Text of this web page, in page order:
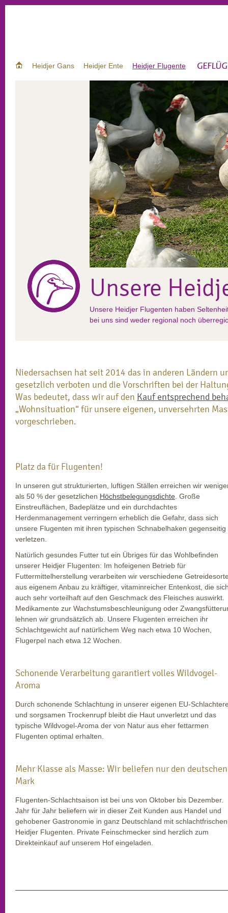
Heidjer Gans Heidjer Ente Heidjer Flugente
Unsere
Unsere Heidjer Flugenten haben
bei uns sind weder regional noch
Niedersachsen hat seit 2014 das in anderen Ländern
gesetzlich verboten und die Vorschriften bei der
Was bedeutet, dass wir auf den Kauf entsprechend
„Wohnsituation“ für unsere eigenen, unversehrten
vorgeschrieben.
Platz da für Flugenten!
In unseren gut strukturierten, luftigen Ställen erreichen wir
als 50 % der gesetzlichen Höchstbelegungsdichte . Große
Einstreuflächen, Badeplätze und ein durchdachtes
Herdenmanagement verringern erheblich die Gefahr, dass sich
unsere Flugenten mit ihren typischen Schnabelhaken gegenseitig
verletzen.
Natürlich gesundes Futter tut ein Übriges für das Wohlbefinden
unserer Heidjer Flugenten: Im hofeigenen Betrieb für
Futtermittelherstellung verarbeiten wir verschiedene
aus eigenem Anbau zu kräftiger, vitaminreicher Entenkost, die
auch sehr vorteilhaft auf den Geschmack des Fleisches auswirkt.
Medikamente zur Wachstumsbeschleunigung oder
lehnen wir grundsätzlich ab. Unsere Flugenten erreichen ihr
Schlachtgewicht auf natürlichem Weg nach etwa 10 Wochen,
Flugerpel nach etwa 12 Wochen.
Schonende Verarbeitung garantiert volles Wildvogel-
Aroma
Durch schonende Schlachtung in unserer eigenen EU-
und sorgsamen Trockenrupf bleibt die Haut unverletzt und das
typische Wildvogel-Aroma der von Natur aus eher fettarmen
Flugenten optimal erhalten.
Mehr Klasse als Masse: Wir beliefen nur den deutschen
Mark
Flugenten-Schlachtsaison ist bei uns von Oktober bis Dezember.
Jahr für Jahr beliefern wir in dieser Zeit Kunden aus Handel und
gehobener Gastronomie in ganz Deutschland mit schlachtfrischen
Heidjer Flugenten. Private Feinschmecker sind herzlich zum
Direkteinkauf auf unserem Hof eingeladen.